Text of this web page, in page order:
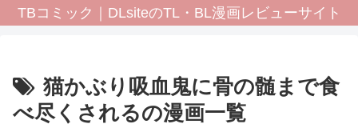
TBコミック｜DLsiteのTL・BL漫画レビューサイト
猫かぶり吸血鬼に骨の髄まで食
べ尽くされるの漫画一覧